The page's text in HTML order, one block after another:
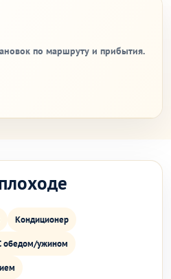
по маршруту и прибытия.
Кондиционер
обедом/ужином